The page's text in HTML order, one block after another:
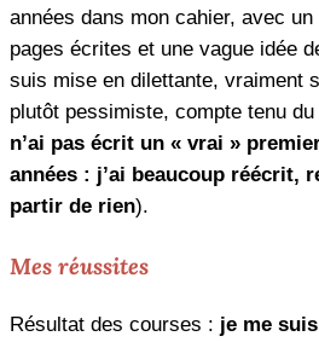
années dans mon cahier, avec un
pages écrites et une vague idée
suis mise en dilettante, vraiment
plutôt pessimiste, compte tenu du
n’ai pas écrit un « vrai »
années : j’ai beaucoup réécrit,
partir de rien).
Mes réussites
Résultat des courses : je me